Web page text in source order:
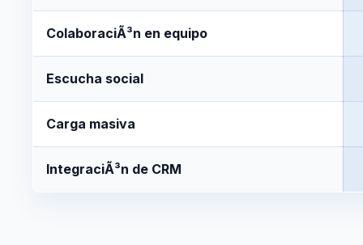
ColaboraciÃ³n en equipo
Escucha social
Carga masiva
IntegraciÃ³n de CRM